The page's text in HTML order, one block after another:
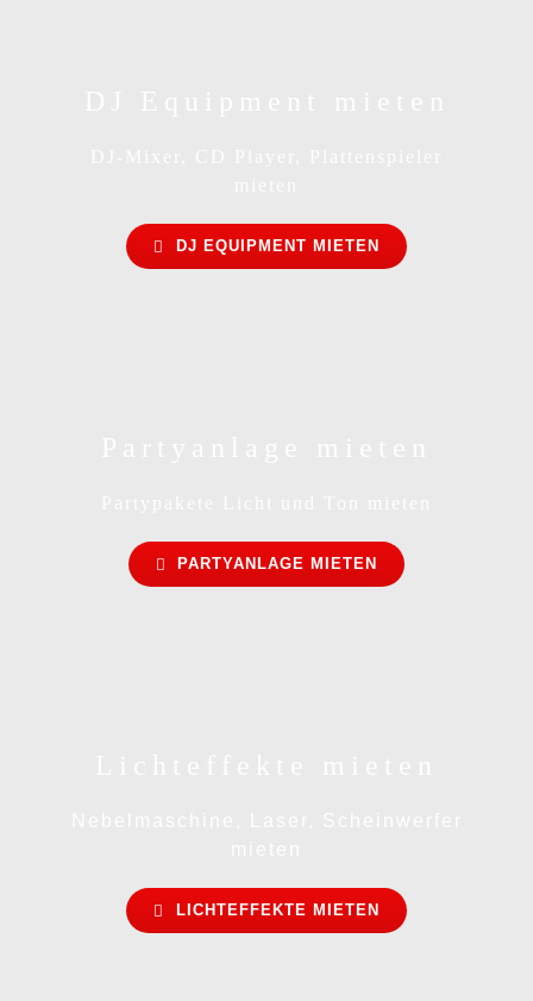
DJ EQUIPMENT MIETEN
PARTYANLAGE MIETEN
LICHTEFFEKTE MIETEN